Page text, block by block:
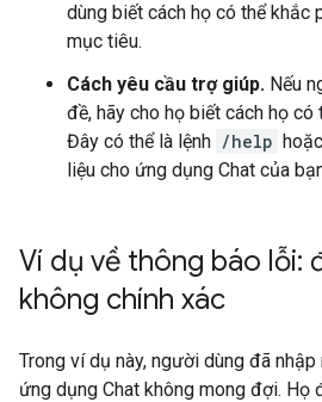
dùng biết cách họ có thể khắc
mục tiêu.
Cách yêu cầu trợ giúp. Nếu
đề, hãy cho họ biết cách họ
Đây có thể là lệnh /help
liệu cho ứng dụng Chat của
Ví dụ về thông báo lỗi:
không chính xác
Trong ví dụ này, người dùng đã
ứng dụng Chat không mong đợi. Họ